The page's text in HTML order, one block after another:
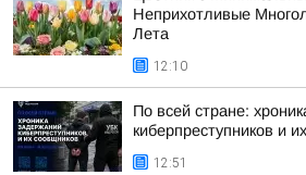
Неприхотливые
Лета
12:10
По всей стране:
киберпреступников и
12:51